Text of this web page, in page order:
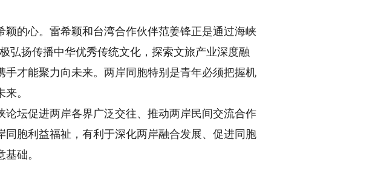
的心。雷希颖和台湾合作伙伴范姜锋正是通过海峡
弘扬传播中华优秀传统文化，探索文旅产业深度融
才能聚力向未来。两岸同胞特别是青年必须把握机
。
坛促进两岸各界广泛交往、推动两岸民间交流合作
胞利益福祉，有利于深化两岸融合发展、促进同胞
础。